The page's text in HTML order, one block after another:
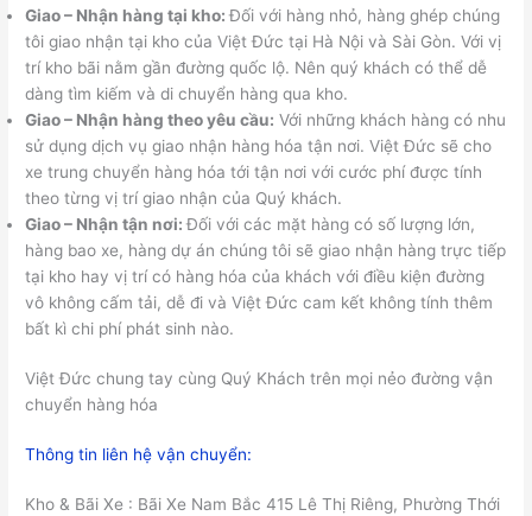
Giao – Nhận hàng tại kho:Đối với hàng nhỏ, hàng ghép chúng
tôi giao nhận tại kho của Việt Đức tại Hà Nội và Sài Gòn. Với vị
trí kho bãi nằm gần đường quốc lộ. Nên quý khách có thể dễ
dàng tìm kiếm và di chuyển hàng qua kho.
Giao – Nhận hàng theo yêu cầu: Với những khách hàng có nhu
sử dụng dịch vụ giao nhận hàng hóa tận nơi. Việt Đức sẽ cho
xe trung chuyển hàng hóa tới tận nơi với cước phí được tính
theo từng vị trí giao nhận của Quý khách.
Giao – Nhận tận nơi:Đối với các mặt hàng có số lượng lớn,
hàng bao xe, hàng dự án chúng tôi sẽ giao nhận hàng trực tiếp
tại kho hay vị trí có hàng hóa của khách với điều kiện đường
vô không cấm tải, dễ đi và Việt Đức cam kết không tính thêm
bất kì chi phí phát sinh nào.
Việt Đức chung tay cùng Quý Khách trên mọi nẻo đường vận
chuyển hàng hóa
Thông tin liên hệ vận chuyển:
Kho & Bãi Xe : Bãi Xe Nam Bắc 415 Lê Thị Riêng, Phường Thới